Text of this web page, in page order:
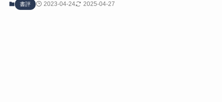
書評 2023-04-24 2025-04-27